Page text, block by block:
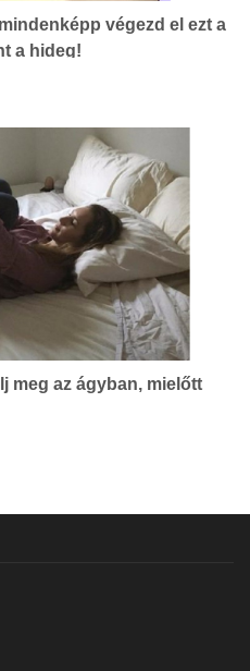
végezd el ezt a
a hideg!
meg az ágyban, mielőtt